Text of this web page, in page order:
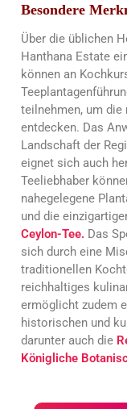
Besondere
Über die üblichen
Hanthana Estate
können an
teilnehmen, um die
entdecken. Das
Landschaft der
eignet sich auch
Teeliebhaber
nahegelegene
und die
Ceylon-Tee. Das
sich durch eine
traditionellen
reichhaltiges
ermöglicht zudem
historischen und
darunter auch die
Königliche